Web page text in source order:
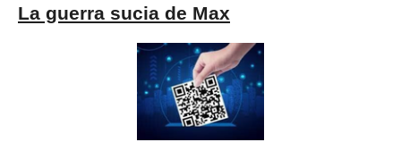
La guerra sucia de Max